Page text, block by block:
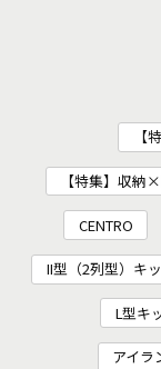
【
【特集】収納
CENTRO
II型（2列型）キ
L型キ
アイラ